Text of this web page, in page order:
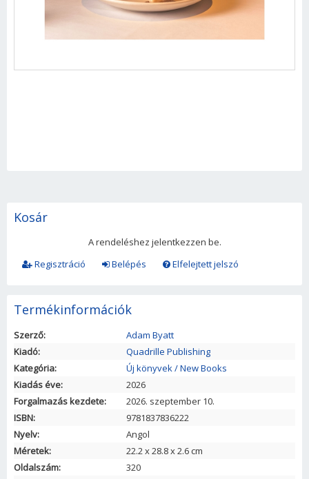
Kosár
A rendeléshez jelentkezzen be.
Regisztráció
Belépés Elfelejtett jelszó
Termékinformációk
Szerző:
Adam Byatt
Kiadó:
Quadrille Publishing
Kategória:
Új könyvek / New Books
Kiadás éve:
2026
Forgalmazás kezdete:
2026. szeptember 10.
ISBN:
9781837836222
Nyelv:
Angol
Méretek:
22.2x28.8x2.6cm
Oldalszám:
320